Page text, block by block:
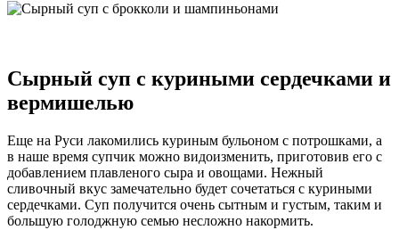
Сырный суп с куриными сердечками и
вермишелью
Еще на Руси лакомились куриным бульоном с потрошками, а
в наше время супчик можно видоизменить, приготовив его с
добавлением плавленого сыра и овощами. Нежный
сливочный вкус замечательно будет сочетаться с куриными
сердечками. Суп получится очень сытным и густым, таким и
большую голоджную семью несложно накормить.